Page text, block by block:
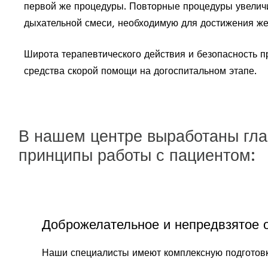
первой же процедуры. Повторные процедуры
дыхательной смеси, необходимую для достижения
Широта терапевтического действия и
средства скорой помощи на догоспитальном этапе.
В нашем центре выработаны
принципы работы с пациентом:
Доброжелательное и непредвзятое
Наши специалисты имеют комплексную